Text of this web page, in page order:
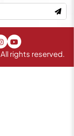
rights reserved.